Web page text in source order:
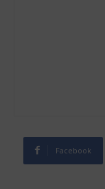
Facebook